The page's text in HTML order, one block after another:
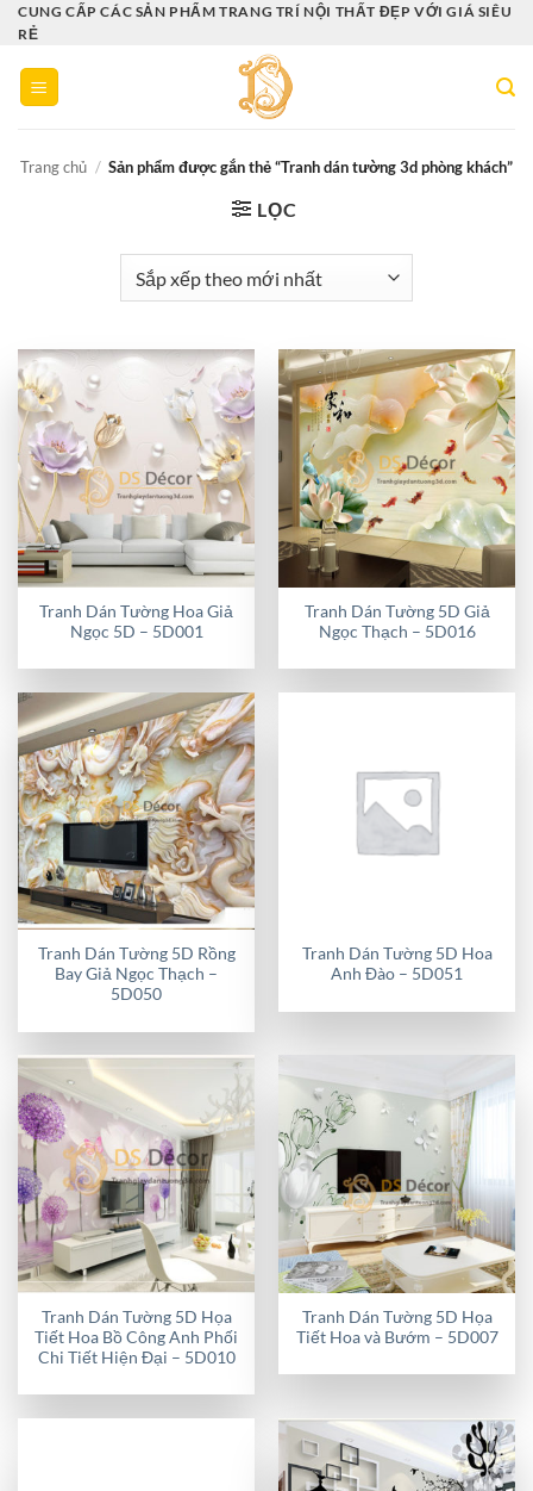
Bỏ
qua
nội
dung
CUNG CẤP CÁC SẢN PHẨM TRANG TRÍ NỘI THẤT ĐẸP VỚI GIÁ SIÊU
RẺ
Trang chủ / Sản phẩm được gắn thẻ “Tranh dán tường 3d phòng khách”
LỌC
Tranh Dán Tường Hoa Giả
Ngọc 5D – 5D001
Tranh Dán Tường 5D Giả
Ngọc Thạch – 5D016
Tranh Dán Tường 5D Rồng
Bay Giả Ngọc Thạch –
5D050
Tranh Dán Tường 5D Hoa
Anh Đào – 5D051
Tranh Dán Tường 5D Họa
Tiết Hoa Bồ Công Anh Phối
Chi Tiết Hiện Đại – 5D010
Tranh Dán Tường 5D Họa
Tiết Hoa và Bướm – 5D007